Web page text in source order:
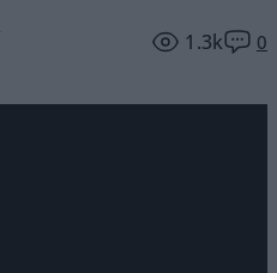
1.3k 0